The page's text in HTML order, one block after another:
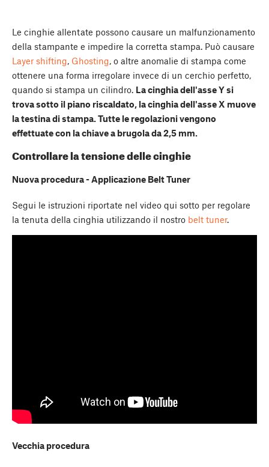
Le cinghie allentate possono causare un malfunzionamento
della stampante e impedire la corretta stampa. Può causare
Layer shifting, Ghosting, o altre anomalie di stampa come
ottenere una forma irregolare invece di un cerchio perfetto,
quando si stampa un cilindro. La cinghia dell'asse Y si
trova sotto il piano riscaldato, la cinghia dell'asse X muove
la testina di stampa. Tutte le regolazioni vengono
effettuate con la chiave a brugola da 2,5 mm.
Controllare la tensione delle cinghie
Nuova procedura - Applicazione Belt Tuner
Segui le istruzioni riportate nel video qui sotto per regolare
la tenuta della cinghia utilizzando il nostro belt tuner.
Vecchia procedura